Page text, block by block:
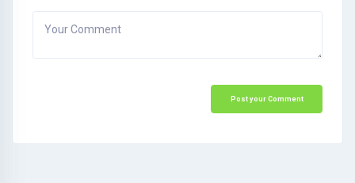
Your Comment
Post your Comment